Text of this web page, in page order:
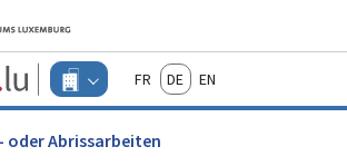
Zum Hauptmenü
Zum Inhalt
Guichet.lu
Changer
d'espace
Menu
FrançaisDeutschEnglish
oder Abrissarbeiten